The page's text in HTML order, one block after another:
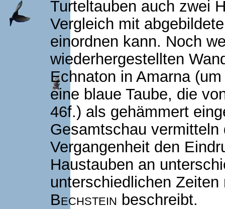
Turteltauben auch zwei
Vergleich mit
einordnen kann. Noch
wiederhergestellten
Echnaton in Amarna
eine blaue Taube, die
46f.) als gehämmert
Gesamtschau
Vergangenheit den
Haustauben an
unterschiedlichen
Bechstein beschreibt.